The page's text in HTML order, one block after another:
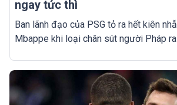
ngay tức thì
Ban lãnh đạo của PSG tỏ ra hết kiên
Mbappe khi loại chân sút người Pháp